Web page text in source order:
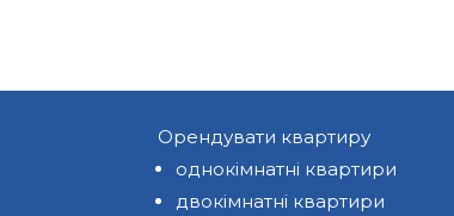
Орендувати квартиру
однокімнатні квартири
двокімнатні квартири